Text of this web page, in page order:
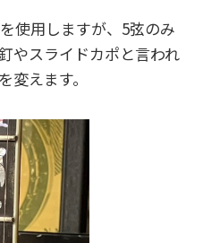
使用しますが、5弦のみ
やスライドカポと言われ
変えます。